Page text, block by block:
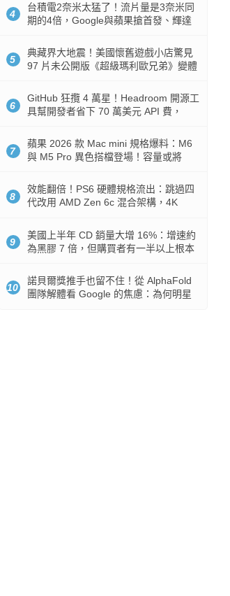
4
台積電2奈米太猛了！流片量是3奈米同
期的4倍，Google與蘋果搶首發、輝達
5
典藏界大地震！美國懷舊遊戲小店驚見
97 片未公開版《超級瑪利歐兄弟》變體
6
GitHub 狂攬 4 萬星！Headroom 開源工
具幫開發者省下 70 萬美元 API 費，
7
蘋果 2026 款 Mac mini 規格爆料：M6
與 M5 Pro 異色搭檔登場！容量或將
8
效能翻倍！PS6 硬體規格流出：跳過四
代改用 AMD Zen 6c 混合架構，4K
9
美國上半年 CD 銷量大增 16%：增速約
為黑膠 7 倍，但購買者有一半以上根本
10
諾貝爾獎推手也留不住！從 AlphaFold
團隊解體看 Google 的焦慮：為何明星